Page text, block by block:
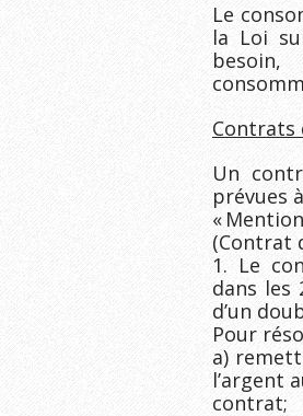
Le
la Loi
Contrats
Un
prévues
«
(Contrat
1. Le
dans les
d’un
Pour
a)
l’argent
contrat;